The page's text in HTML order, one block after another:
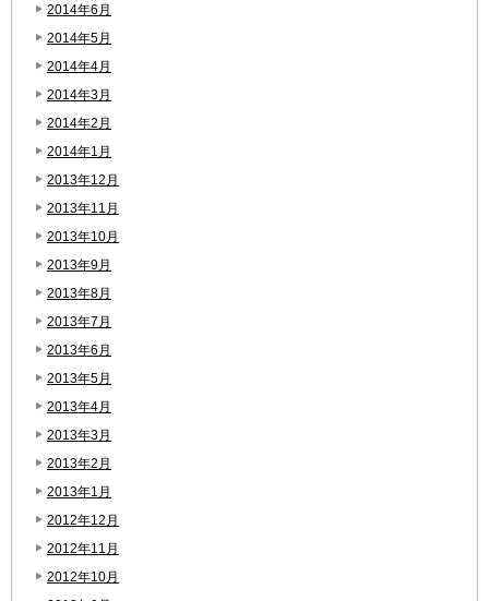
2014年6月
2014年5月
2014年4月
2014年3月
2014年2月
2014年1月
2013年12月
2013年11月
2013年10月
2013年9月
2013年8月
2013年7月
2013年6月
2013年5月
2013年4月
2013年3月
2013年2月
2013年1月
2012年12月
2012年11月
2012年10月